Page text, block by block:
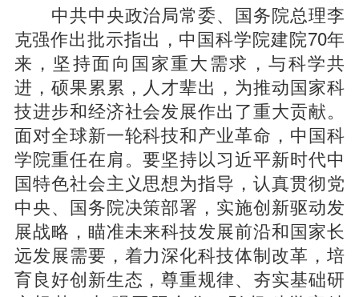
中共中央政治局常委、国务院总理李
克强作出批示指出，中国科学院建院70年
来，坚持面向国家重大需求，与科学共
进，硕果累累，人才辈出，为推动国家科
技进步和经济社会发展作出了重大贡献。
面对全球新一轮科技和产业革命，中国科
学院重任在肩。要坚持以习近平新时代中
国特色社会主义思想为指导，认真贯彻党
中央、国务院决策部署，实施创新驱动发
展战略，瞄准未来科技发展前沿和国家长
远发展需要，着力深化科技体制改革，培
育良好创新生态，尊重规律、夯实基础研